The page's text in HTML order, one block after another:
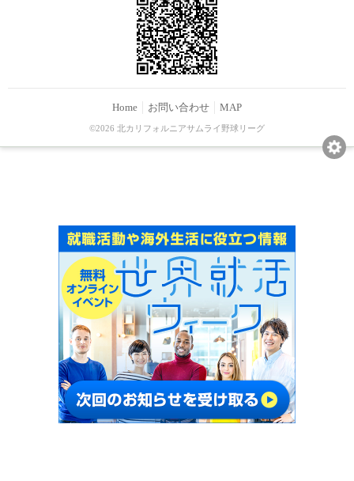
Home お問い合わせ MAP
©2026 北カリフォルニアサムライ野球リーグ